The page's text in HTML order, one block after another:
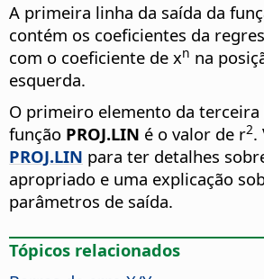
A primeira linha da saída da
contém os coeficientes da
com o coeficiente de xn na
esquerda.
O primeiro elemento da terceira
função PROJ.LIN é o valor de r2.
PROJ.LIN para ter detalhes
apropriado e uma explicação
parâmetros de saída.
Tópicos relacionados